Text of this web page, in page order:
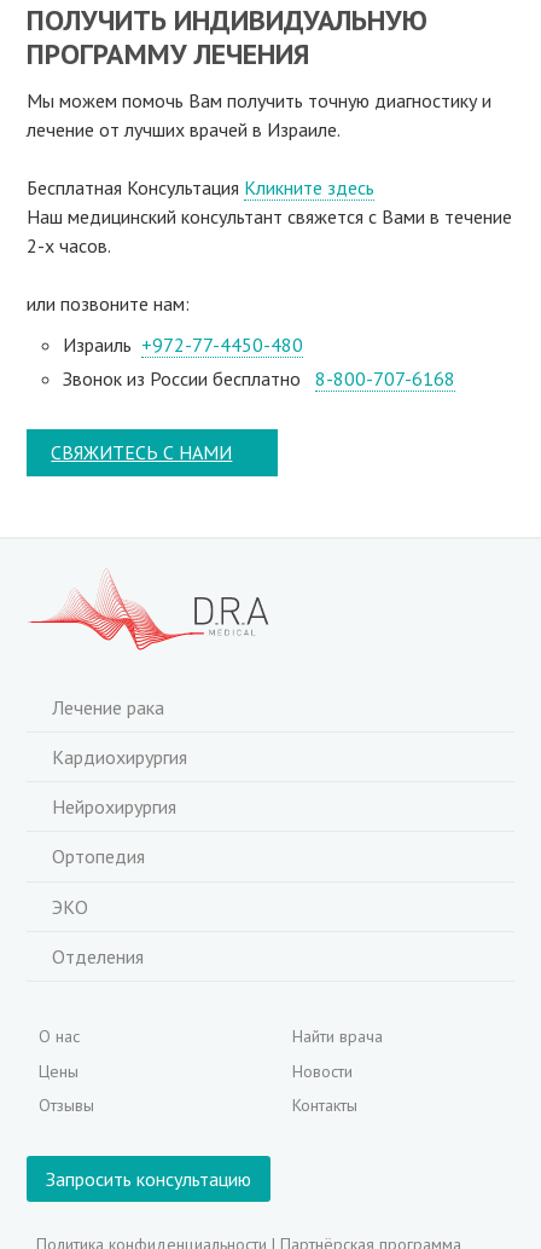
ПОЛУЧИТЬ ИНДИВИДУАЛЬНУЮ
ПРОГРАММУ ЛЕЧЕНИЯ
Мы можем помочь Вам получить точную диагностику и
лечение от лучших врачей в Израиле.
Бесплатная Консультация Кликните здесь
Наш медицинский консультант свяжeтся с Вами в течение
2-х часов.
или позвоните нам:
Израиль +972-77-4450-480
Звонок из России бесплатно8-800-707-6168
СВЯЖИТЕСЬ С НАМИ
Лечение рака
Кардиохирургия
Нейрохирургия
Ортопедия
ЭКО
Отделения
О нас
Цены
Отзывы
Найти врача
Новости
Контакты
Запросить консультацию
Политика конфиденциальности | Партнёрская программа